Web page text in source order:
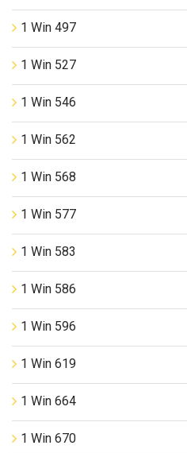
1 Win 497
1 Win 527
1 Win 546
1 Win 562
1 Win 568
1 Win 577
1 Win 583
1 Win 586
1 Win 596
1 Win 619
1 Win 664
1 Win 670